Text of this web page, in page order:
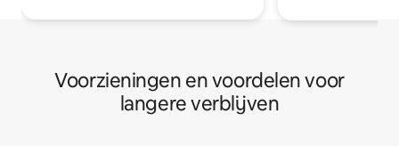
Voorzieningen en voordelen voor
langere verblijven